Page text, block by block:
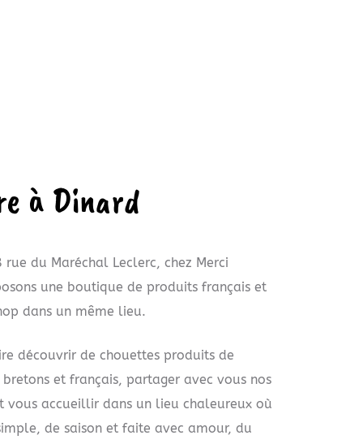
à Dinard
du Maréchal Leclerc, chez Merci
une boutique de produits français et
dans un même lieu.
découvrir de chouettes produits de
et français, partager avec vous nos
accueillir dans un lieu chaleureux où
de saison et faite avec amour, du